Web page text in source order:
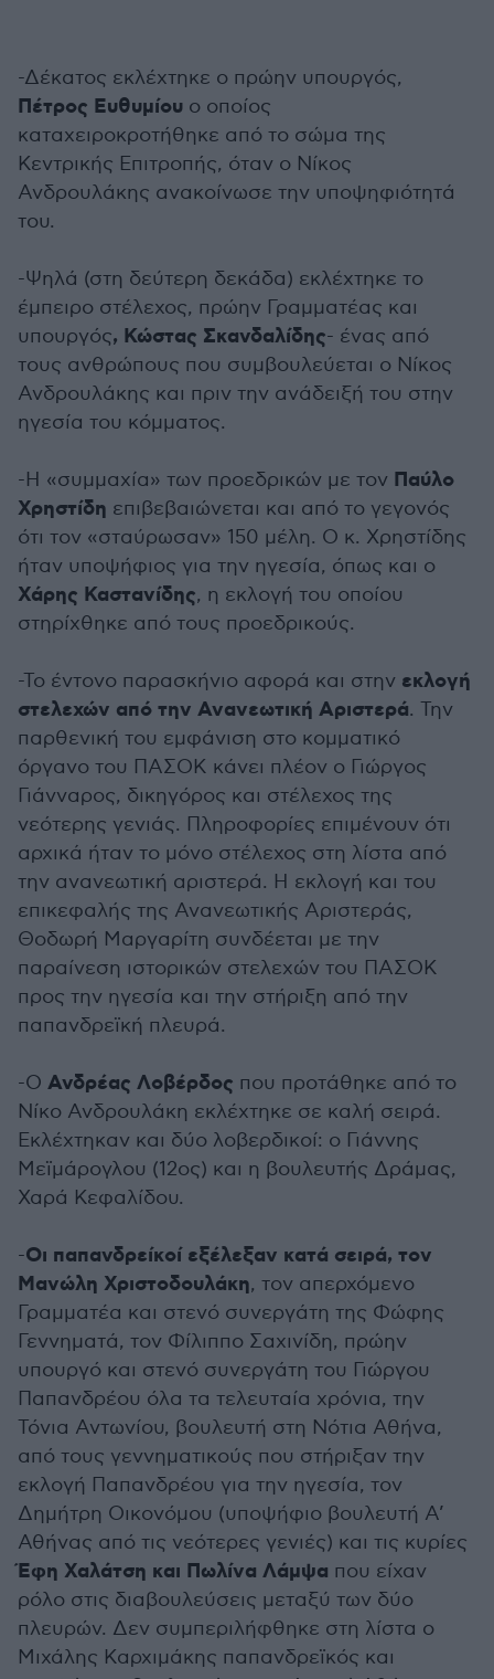
-Δέκατος εκλέχτηκε ο πρώην υπουργός,
Πέτρος Ευθυμίου ο οποίος
καταχειροκροτήθηκε από το σώμα της
Κεντρικής Επιτροπής, όταν ο Νίκος
Ανδρουλάκης ανακοίνωσε την υποψηφιότητά
του.
-Ψηλά (στη δεύτερη δεκάδα) εκλέχτηκε το
έμπειρο στέλεχος, πρώην Γραμματέας και
υπουργός, Κώστας Σκανδαλίδης- ένας από
τους ανθρώπους που συμβουλεύεται ο Νίκος
Ανδρουλάκης και πριν την ανάδειξή του στην
ηγεσία του κόμματος.
-Η «συμμαχία» των προεδρικών με τον Παύλο
Χρηστίδη επιβεβαιώνεται και από το γεγονός
ότι τον «σταύρωσαν» 150 μέλη. Ο κ. Χρηστίδης
ήταν υποψήφιος για την ηγεσία, όπως και ο
Χάρης Καστανίδης, η εκλογή του οποίου
στηρίχθηκε από τους προεδρικούς.
-Το έντονο παρασκήνιο αφορά και στην εκλογή
στελεχών από την Ανανεωτική Αριστερά. Την
παρθενική του εμφάνιση στο κομματικό
όργανο του ΠΑΣΟΚ κάνει πλέον ο Γιώργος
Γιάνναρος, δικηγόρος και στέλεχος της
νεότερης γενιάς. Πληροφορίες επιμένουν ότι
αρχικά ήταν το μόνο στέλεχος στη λίστα από
την ανανεωτική αριστερά. Η εκλογή και του
επικεφαλής της Ανανεωτικής Αριστεράς,
Θοδωρή Μαργαρίτη συνδέεται με την
παραίνεση ιστορικών στελεχών του ΠΑΣΟΚ
προς την ηγεσία και την στήριξη από την
παπανδρεϊκή πλευρά.
-Ο Ανδρέας Λοβέρδος που προτάθηκε από το
Νίκο Ανδρουλάκη εκλέχτηκε σε καλή σειρά.
Εκλέχτηκαν και δύο λοβερδικοί: ο Γιάννης
Μεϊμάρογλου (12ος) και η βουλευτής Δράμας,
Χαρά Κεφαλίδου.
-Οι παπανδρείκοί εξέλεξαν κατά σειρά, τον
Μανώλη Χριστοδουλάκη, τον απερχόμενο
Γραμματέα και στενό συνεργάτη της Φώφης
Γεννηματά, τον Φίλιππο Σαχινίδη, πρώην
υπουργό και στενό συνεργάτη του Γιώργου
Παπανδρέου όλα τα τελευταία χρόνια, την
Τόνια Αντωνίου, βουλευτή στη Νότια Αθήνα,
από τους γεννηματικούς που στήριξαν την
εκλογή Παπανδρέου για την ηγεσία, τον
Δημήτρη Οικονόμου (υποψήφιο βουλευτή Α’
Αθήνας από τις νεότερες γενιές) και τις κυρίες
Έφη Χαλάτση και Πωλίνα Λάμψα που είχαν
ρόλο στις διαβουλεύσεις μεταξύ των δύο
πλευρών. Δεν συμπεριλήφθηκε στη λίστα ο
Μιχάλης Καρχιμάκης παπανδρεϊκός και